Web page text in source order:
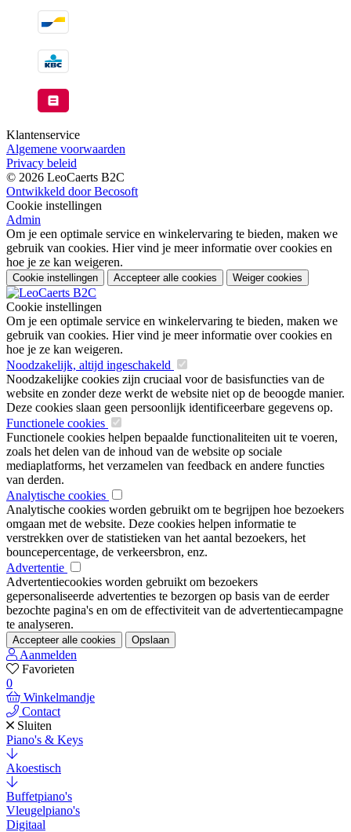
Klantenservice
Algemene voorwaarden
Privacy beleid
© 2026 LeoCaerts B2C
Ontwikkeld door Becosoft
Cookie instellingen
Admin
Om je een optimale service en winkelervaring te bieden, maken we
gebruik van cookies. Hier vind je meer informatie over cookies en
hoe je ze kan weigeren.
Cookie instellingen Accepteer alle cookies Weiger cookies
Cookie instellingen
Om je een optimale service en winkelervaring te bieden, maken we
gebruik van cookies. Hier vind je meer informatie over cookies en
hoe je ze kan weigeren.
Noodzakelijk, altijd ingeschakeld
Noodzakelijke cookies zijn cruciaal voor de basisfuncties van de
website en zonder deze werkt de website niet op de beoogde manier.
Deze cookies slaan geen persoonlijk identificeerbare gegevens op.
Functionele cookies
Functionele cookies helpen bepaalde functionaliteiten uit te voeren,
zoals het delen van de inhoud van de website op sociale
mediaplatforms, het verzamelen van feedback en andere functies
van derden.
Analytische cookies
Analytische cookies worden gebruikt om te begrijpen hoe bezoekers
omgaan met de website. Deze cookies helpen informatie te
verstrekken over de statistieken van het aantal bezoekers, het
bouncepercentage, de verkeersbron, enz.
Advertentie
Advertentiecookies worden gebruikt om bezoekers
gepersonaliseerde advertenties te bezorgen op basis van de eerder
bezochte pagina's en om de effectiviteit van de advertentiecampagne
te analyseren.
Accepteer alle cookies Opslaan
Aanmelden
Favorieten
0
Winkelmandje
Contact
Sluiten
Piano's & Keys
Akoestisch
Buffetpiano's
Vleugelpiano's
Digitaal